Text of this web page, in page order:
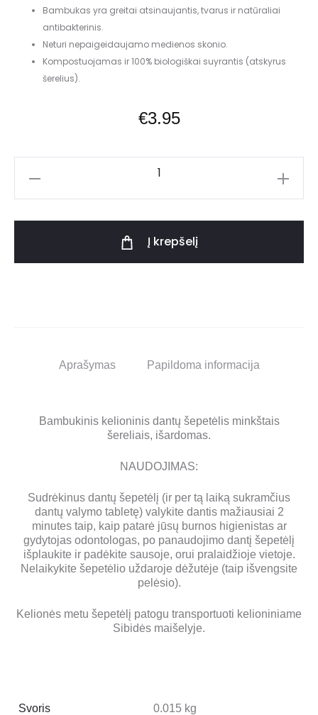
Bambukas yra greitai atsinaujantis, tvarus ir natūraliai
antibakterinis.
Neturi nepaigeidaujamo medienos skonio.
Kompostuojamas ir 100% biologiškai suyrantis (atskyrus
šerelius).
€3.95
Į krepšelį
Aprašymas Papildoma informacija
Bambukinis kelioninis dantų šepetėlis minkštais
šereliais, išardomas.
NAUDOJIMAS:
Sudrėkinus dantų šepetėlį (ir per tą laiką sukramčius
dantų valymo tabletę) valykite dantis mažiausiai 2
minutes taip, kaip patarė jūsų burnos higienistas ar
gydytojas odontologas, po panaudojimo dantį šepetėlį
išplaukite ir padėkite sausoje, orui pralaidžioje vietoje.
Nelaikykite šepetėlio uždaroje dėžutėje (taip išvengsite
pelėsio).
Kelionės metu šepetėlį patogu transportuoti kelioniniame
Sibidės maišelyje.
Svoris 0.015 kg